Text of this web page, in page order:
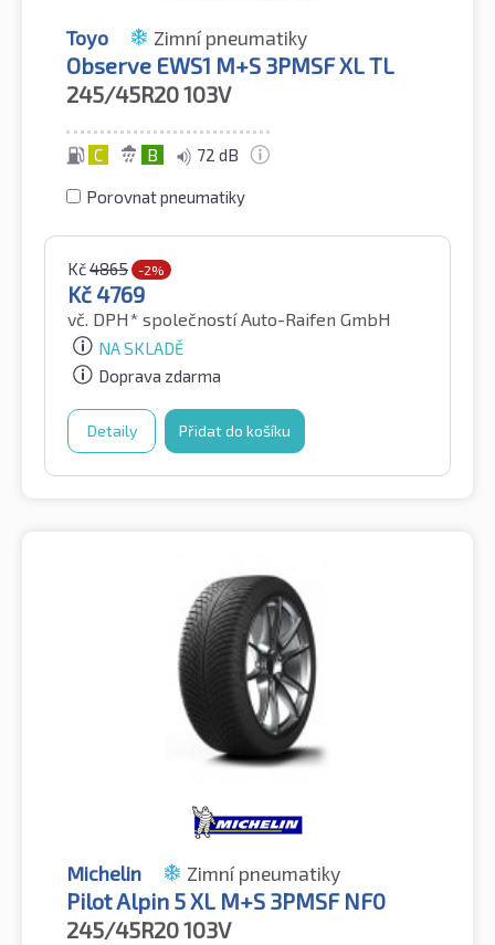
Toyo Zimní pneumatiky
Observe EWS1 M+S 3PMSF XL TL
245/45R20103V
C B 72 dB
Porovnat pneumatiky
Kč4865 -2%
Kč4769
vč. DPH* společností Auto-Raifen GmbH
NA SKLADĚ
Doprava zdarma
Detaily Přidat do košíku
Michelin Zimní pneumatiky
Pilot Alpin 5 XL M+S 3PMSF NF0
245/45R20103V